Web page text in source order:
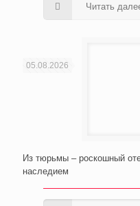
Читать
05.08.2026
Из тюрьмы – роскошный
наследием